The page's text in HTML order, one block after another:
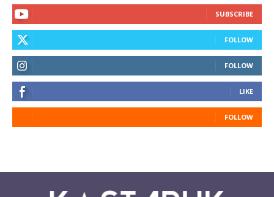
SUBSCRIBE
FOLLOW
FOLLOW
LIKE
FOLLOW